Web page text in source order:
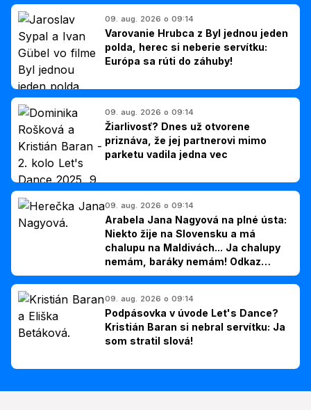
09. aug. 2026 o 09:14
Varovanie Hrubca z Byl jednou jeden
polda, herec si neberie servítku:
Európa sa rúti do záhuby!
09. aug. 2026 o 09:14
Žiarlivosť? Dnes už otvorene
priznáva, že jej partnerovi mimo
parketu vadila jedna vec
09. aug. 2026 o 09:14
Arabela Jana Nagyová na plné ústa:
Niekto žije na Slovensku a má
chalupu na Maldivách... Ja chalupy
nemám, baráky nemám! Odkaz
Slovákom
09. aug. 2026 o 09:14
Podpásovka v úvode Let's Dance?
Kristián Baran si nebral servítku: Ja
som stratil slová!